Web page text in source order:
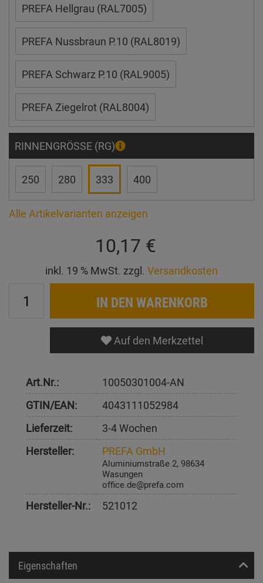
PREFA Hellgrau (RAL7005)
PREFA Nussbraun P.10 (RAL8019)
PREFA Schwarz P.10 (RAL9005)
PREFA Ziegelrot (RAL8004)
RINNENGRÖSSE (RG)
250 280 333 400
Alle Artikelvarianten anzeigen
10,17 €
inkl. 19 % MwSt. zzgl. Versandkosten
IN DEN WARENKORB
Auf den Merkzettel
Art.Nr.:
10050301004-AN
GTIN/EAN:
4043111052984
Lieferzeit:
3-4 Wochen
Hersteller:
PREFA GmbH
Aluminiumstraße 2, 98634
Wasungen
office.de@prefa.com
Hersteller-Nr.: 521012
Eigenschaften